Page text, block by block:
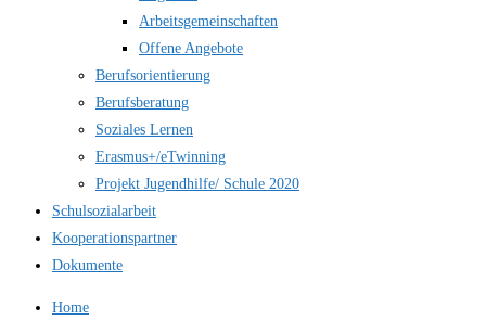
Arbeitsgemeinschaften
Offene Angebote
Berufsorientierung
Berufsberatung
Soziales Lernen
Erasmus+/eTwinning
Projekt Jugendhilfe/ Schule 2020
Schulsozialarbeit
Kooperationspartner
Dokumente
Home